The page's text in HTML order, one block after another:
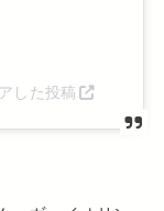
した投稿